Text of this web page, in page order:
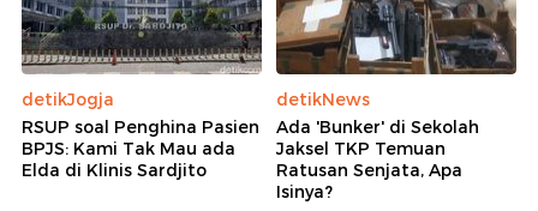
detikJogja
RSUP soal Penghina Pasien
BPJS: Kami Tak Mau ada
Elda di Klinis Sardjito
detikNews
Ada 'Bunker' di Sekolah
Jaksel TKP Temuan
Ratusan Senjata, Apa
Isinya?